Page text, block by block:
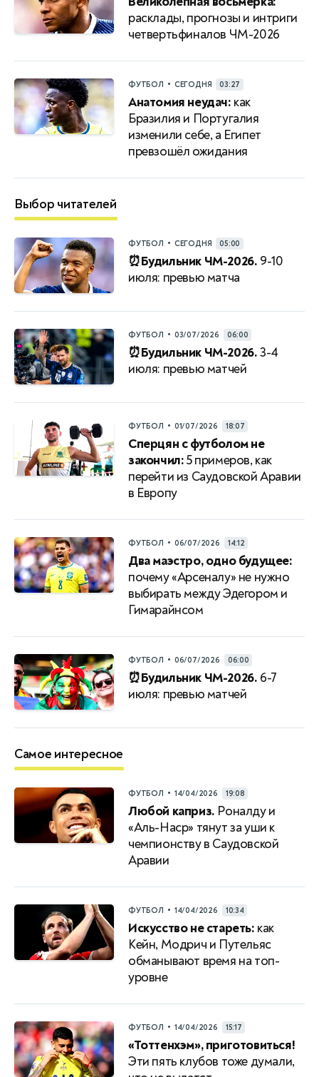
расклады, прогнозы и интриги
четвертьфиналов ЧМ-2026
ФУТБОЛ • СЕГОДНЯ 03:27
Анатомия неудач: как
Бразилия и Португалия
изменили себе, а Египет
превзошёл ожидания
Выбор читателей
ФУТБОЛ • СЕГОДНЯ 05:00
⏰Будильник ЧМ-2026. 9-10
июля: превью матча
ФУТБОЛ • 03/07/2026 06:00
⏰Будильник ЧМ-2026.3-4
июля: превью матчей
ФУТБОЛ • 01/07/2026 18:07
Сперцян с футболом не
закончил:5 примеров, как
перейти из Саудовской Аравии
в Европу
ФУТБОЛ • 06/07/2026 14:12
Два маэстро, одно будущее:
почему «Арсеналу» не нужно
выбирать между Эдегором и
Гимарайнсом
ФУТБОЛ • 06/07/2026 06:00
⏰Будильник ЧМ-2026. 6-7
июля: превью матчей
Самое интересное
ФУТБОЛ • 14/04/2026 19:08
Любой каприз. Роналду и
«Аль-Наср» тянут за уши к
чемпионству в Саудовской
Аравии
ФУТБОЛ • 14/04/2026 10:34
Искусство не стареть: как
Кейн, Модрич и Путельяс
обманывают время на топ-
уровне
ФУТБОЛ • 14/04/2026 15:17
«Тоттенхэм», приготовиться!
Эти пять клубов тоже думали,